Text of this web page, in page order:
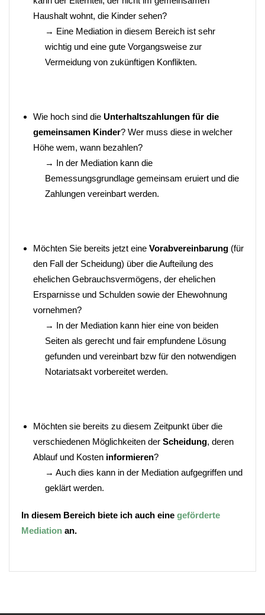
Haushalt wohnt, die Kinder sehen?
→ Eine Mediation in diesem Bereich ist sehr
wichtig und eine gute Vorgangsweise zur
Vermeidung von zukünftigen Konflikten.
Wie hoch sind die Unterhaltszahlungen für die
gemeinsamen Kinder? Wer muss diese in welcher
Höhe wem, wann bezahlen?
→ In der Mediation kann die
Bemessungsgrundlage gemeinsam eruiert und die
Zahlungen vereinbart werden.
Möchten Sie bereits jetzt eine Vorabvereinbarung (für
den Fall der Scheidung) über die Aufteilung des
ehelichen Gebrauchsvermögens, der ehelichen
Ersparnisse und Schulden sowie der Ehewohnung
vornehmen?
→ In der Mediation kann hier eine von beiden
Seiten als gerecht und fair empfundene Lösung
gefunden und vereinbart bzw für den notwendigen
Notariatsakt vorbereitet werden.
Möchten sie bereits zu diesem Zeitpunkt über die
verschiedenen Möglichkeiten der Scheidung, deren
Ablauf und Kosten informieren?
→ Auch dies kann in der Mediation aufgegriffen und
geklärt werden.
In diesem Bereich biete ich auch eine geförderte
Mediation an.